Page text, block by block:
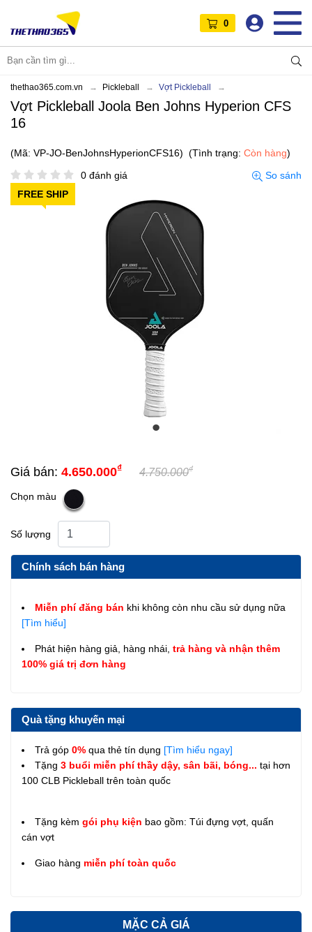
0
thethao365.com.vn Pickleball Vợt Pickleball
Vợt Pickleball Joola Ben Johns Hyperion CFS
16
(Mã: VP-JO-BenJohnsHyperionCFS16) (Tình trạng: Còn hàng)
0 đánh giá
So sánh
FREE SHIP
Giá bán: 4.650.000₫ 4.750.000₫
Chọn màu
Số lượng
Chính sách bán hàng
Miễn phí đăng bán khi không còn nhu cầu sử dụng nữa
[Tìm hiểu]
Phát hiện hàng giả, hàng nhái, trả hàng và nhận thêm
100% giá trị đơn hàng
Quà tặng khuyến mại
Trả góp 0% qua thẻ tín dụng [Tìm hiểu ngay]
Tặng 3 buổi miễn phí thầy dậy, sân bãi, bóng... tại hơn
100 CLB Pickleball trên toàn quốc
Tặng kèm gói phụ kiện bao gồm: Túi đựng vợt, quấn
cán vợt
Giao hàng miễn phí toàn quốc
MẶC CẢ GIÁ